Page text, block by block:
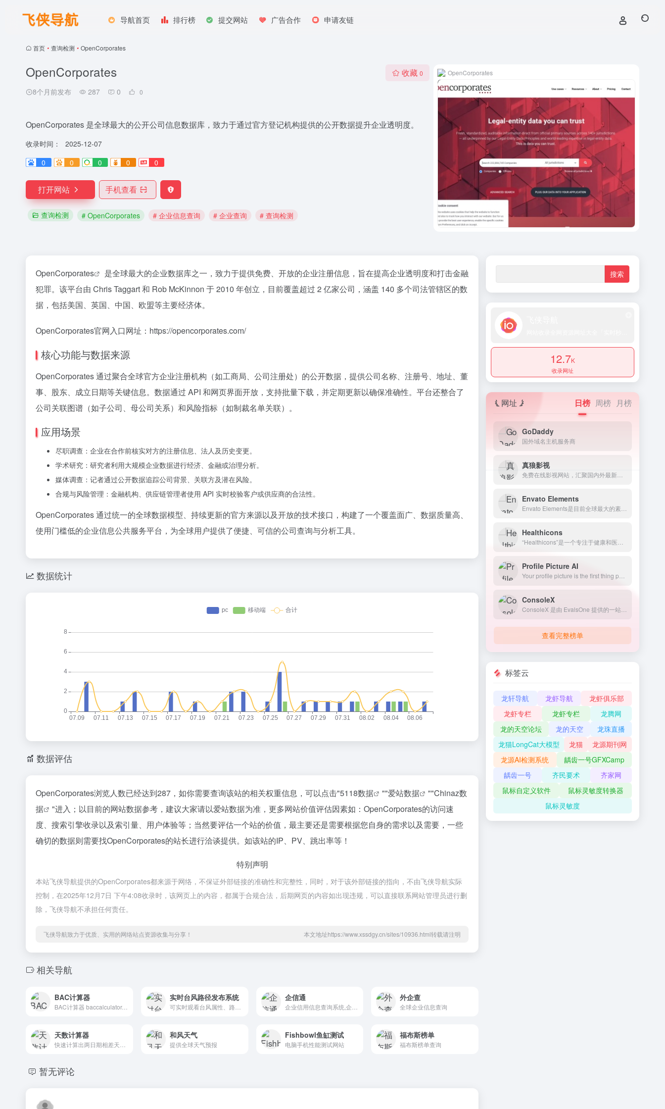
导航首页 排行榜 提交网站 广告合作 申请友链
首页 • 查询检测 • OpenCorporates
OpenCorporates
8个月前发布 287 0 0
收藏 0
OpenCorporates 是全球最大的公开公司信息数据库，致力于通过官方登记机构提供的公开数据提升企业透明度。
收录时间：
2025-12-07
0
0 0 0 0
打开网站 手机查看
查询检测 # OpenCorporates # 企业信息查询 # 企业查询 # 查询检测
OpenCorporates
OpenCorporates
是全球最大的企业数据库之一，致力于提供免费、开放的企业注册信息，旨在提高企业透明度和打击金融
犯罪。该平台由 Chris Taggart 和 Rob McKinnon 于 2010 年创立，目前覆盖超过 2 亿家公司，涵盖 140 多个司法管辖区的数
据，包括美国、英国、中国、欧盟等主要经济体。
OpenCorporates官网入口网址：https://opencorporates.com/
核心功能与数据来源
OpenCorporates 通过聚合全球官方企业注册机构（如工商局、公司注册处）的公开数据，提供公司名称、注册号、地址、董
事、股东、成立日期等关键信息。数据通过 API 和网页界面开放，支持批量下载，并定期更新以确保准确性。平台还整合了
公司关联图谱（如子公司、母公司关系）和风险指标（如制裁名单关联）。
应用场景
尽职调查：企业在合作前核实对方的注册信息、法人及历史变更。
学术研究：研究者利用大规模企业数据进行经济、金融或治理分析。
媒体调查：记者通过公开数据追踪公司背景、关联方及潜在风险。
合规与风险管理：金融机构、供应链管理者使用 API 实时校验客户或供应商的合法性。
OpenCorporates 通过统一的全球数据模型、持续更新的官方来源以及开放的技术接口，构建了一个覆盖面广、数据质量高、
使用门槛低的企业信息公共服务平台，为全球用户提供了便捷、可信的公司查询与分析工具。
数据统计
数据评估
OpenCorporates浏览人数已经达到287，如你需要查询该站的相关权重信息，可以点击"5118数据 ""爱站数据 ""Chinaz数
据
"进入；以目前的网站数据参考，建议大家请以爱站数据为准，更多网站价值评估因素如：OpenCorporates的访问速
度、搜索引擎收录以及索引量、用户体验等；当然要评估一个站的价值，最主要还是需要根据您自身的需求以及需要，一些
确切的数据则需要找OpenCorporates的站长进行洽谈提供。如该站的IP、PV、跳出率等！
特别声明
本站飞侠导航提供的OpenCorporates都来源于网络，不保证外部链接的准确性和完整性，同时，对于该外部链接的指向，不由飞侠导航实际
控制，在2025年12月7日 下午4:08收录时，该网页上的内容，都属于合规合法，后期网页的内容如出现违规，可以直接联系网站管理员进行删
除，飞侠导航不承担任何责任。
飞侠导航致力于优质、实用的网络站点资源收集与分享！ 本文地址https://www.xssdgy.cn/sites/10936.html转载请注明
相关导航
BAC计算器
BAC计算器 baccalculator.online专业的在线血液酒精含量(BAC)计算器，根据您的饮酒情况、身体数据和时间帮助您估算酒精水平 - 提升饮酒安全意识
实时台风路径发布系统 企信通 外企查
全球企业信息查询
天数计算器 和风天气
提供全球天气预报
Fishbowl鱼缸测试
电脑手机性能测试网站
福布斯榜单
福布斯榜单查询
暂无评论
12.7K
收录网址
网址 日榜 周榜 月榜
GoDaddy
国外域名主机服务商
真狼影视
Envato Elements
Healthicons
Profile Picture AI
ConsoleX
查看完整榜单
标签云
龙轩导航 龙虾导航
龙虾俱乐部
龙虾专栏
龙虾专栏
龙腾网
龙的天空论坛
龙的天空
龙珠直播
龙猫LongCat大模型
龙猫
龙源期刊网
龙源AI检测系统
龋齿一号GFXCamp
龋齿一号
齐民要术
齐家网
鼠标自定义软件
鼠标灵敏度转换器
鼠标灵敏度